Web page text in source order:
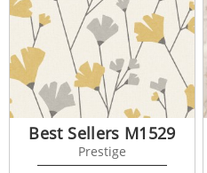
Best Sellers M1529
Prestige